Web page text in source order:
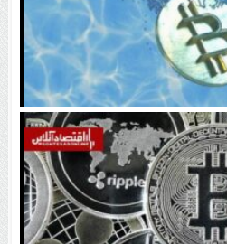
/ بیت‌کوین سبز شد